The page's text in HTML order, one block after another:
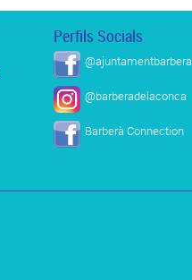
Perfils Socials
@ajuntamentbarbera
@barberadelaconca
Barberà Connection